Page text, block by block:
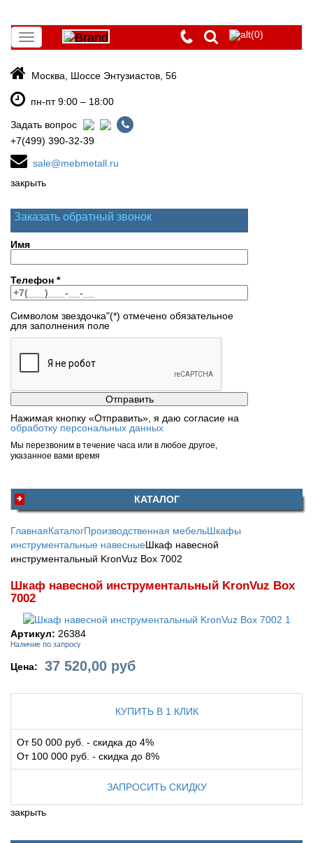
Toggle
navigation
(0)
Москва, Шоссе Энтузиастов, 56
пн-пт 9:00 – 18:00
Задать вопрос
+7(499) 390-32-39
sale@mebmetall.ru
закрыть
Заказать обратный звонок
Имя
Телефон *
Символом звездочка"(*) отмечено обязательное
для заполнения поле
Нажимая кнопку «Отправить», я даю согласие на
обработку персональных данных
Мы перезвоним в течение часа или в любое другое,
указанное вами время
КАТАЛОГ
ГлавнаяКаталогПроизводственная мебельШкафы
инструментальные навесныеШкаф навесной
инструментальный KronVuz Box 7002
Шкаф навесной инструментальный KronVuz Box
7002
Артикул: 26384
Наличие по запросу
Цена: 37 520,00 руб
КУПИТЬ В 1 КЛИК
От 50 000 руб. - скидка до 4%
От 100 000 руб. - скидка до 8%
ЗАПРОСИТЬ СКИДКУ
закрыть